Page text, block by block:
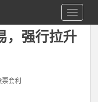
，强行拉升
票套利